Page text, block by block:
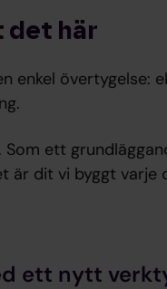
det här
enkel övertygelse:
ett
är dit vi byggt varje
ett nytt